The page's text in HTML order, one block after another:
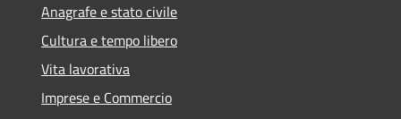
Anagrafe e stato civile
Cultura e tempo libero
Vita lavorativa
Imprese e Commercio